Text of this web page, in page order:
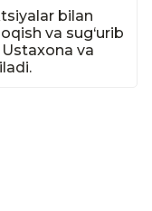
bilan
va sug‘urib
va